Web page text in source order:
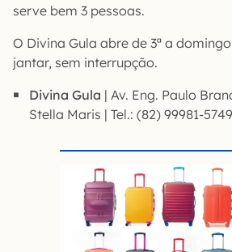
serve bem 3 pessoas.
O Divina Gula abre de 3ª a
jantar, sem interrupção.
Divina Gula | Av. Eng. Paulo
Stella Maris | Tel.: (82) 99981-